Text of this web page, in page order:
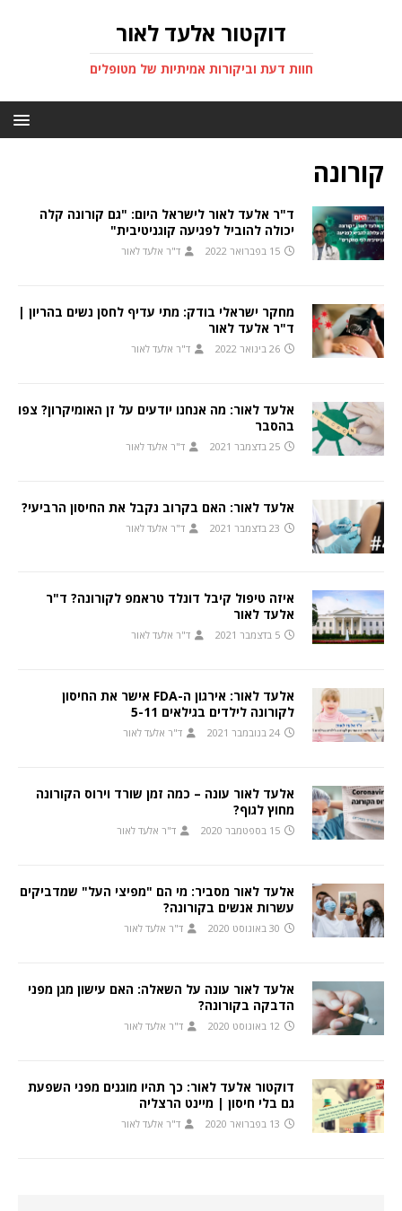
דוקטור אלעד לאור
חוות דעת וביקורות אמיתיות של מטופלים
קורונה
ד"ר אלעד לאור לישראל היום: "גם קורונה קלה
יכולה להוביל לפגיעה קוגניטיבית"
15 בפברואר 2022 ד"ר אלעד לאור
מחקר ישראלי בודק: מתי עדיף לחסן נשים בהריון |
ד"ר אלעד לאור
26 בינואר 2022 ד"ר אלעד לאור
אלעד לאור: מה אנחנו יודעים על זן האומיקרון? צפו
בהסבר
25 בדצמבר 2021 ד"ר אלעד לאור
אלעד לאור: האם בקרוב נקבל את החיסון הרביעי?
23 בדצמבר 2021 ד"ר אלעד לאור
איזה טיפול קיבל דונלד טראמפ לקורונה? ד"ר
אלעד לאור
5 בדצמבר 2021 ד"ר אלעד לאור
אלעד לאור: אירגון ה-FDA אישר את החיסון
לקורונה לילדים בגילאים 5-11
24 בנובמבר 2021 ד"ר אלעד לאור
אלעד לאור עונה – כמה זמן שורד וירוס הקורונה
מחוץ לגוף?
15 בספטמבר 2020 ד"ר אלעד לאור
אלעד לאור מסביר: מי הם "מפיצי העל" שמדביקים
עשרות אנשים בקורונה?
30 באוגוסט 2020 ד"ר אלעד לאור
אלעד לאור עונה על השאלה: האם עישון מגן מפני
הדבקה בקורונה?
12 באוגוסט 2020 ד"ר אלעד לאור
דוקטור אלעד לאור: כך תהיו מוגנים מפני השפעת
גם בלי חיסון | מיינט הרצליה
13 בפברואר 2020 ד"ר אלעד לאור